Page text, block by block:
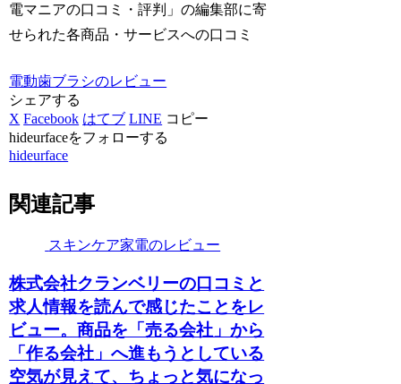
電マニアの口コミ・評判」の編集部に寄
せられた各商品・サービスへの口コミ
電動歯ブラシのレビュー
シェアする
X Facebook はてブ LINE コピー
hideurfaceをフォローする
hideurface
関連記事
スキンケア家電のレビュー
株式会社クランベリーの口コミと
求人情報を読んで感じたことをレ
ビュー。商品を「売る会社」から
「作る会社」へ進もうとしている
空気が見えて、ちょっと気になっ